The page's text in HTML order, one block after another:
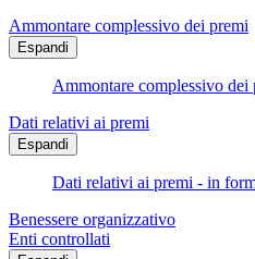
Ammontare complessivo dei premi
Espandi
Ammontare complessivo
Dati relativi ai premi
Espandi
Dati relativi ai premi - in
Benessere organizzativo
Enti controllati